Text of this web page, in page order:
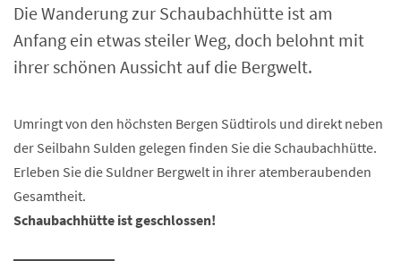
Die Wanderung zur Schaubachhütte ist am
Anfang ein etwas steiler Weg, doch belohnt mit
ihrer schönen Aussicht auf die Bergwelt.
Umringt von den höchsten Bergen Südtirols und direkt neben
der Seilbahn Sulden gelegen finden Sie die Schaubachhütte.
Erleben Sie die Suldner Bergwelt in ihrer atemberaubenden
Gesamtheit.
Schaubachhütte ist geschlossen!